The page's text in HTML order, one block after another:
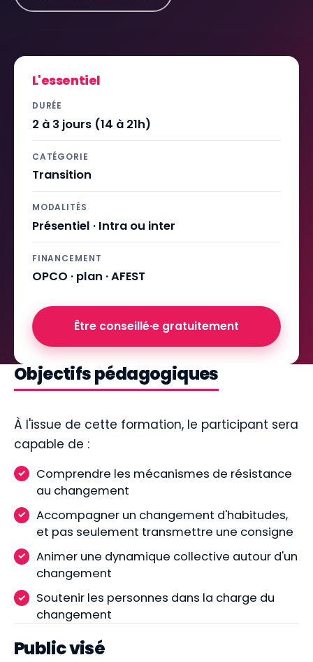
L'essentiel
DURÉE
2 à 3 jours (14 à 21h)
CATÉGORIE
Transition
MODALITÉS
Présentiel · Intra ou inter
FINANCEMENT
OPCO · plan · AFEST
Être conseillé·e gratuitement
Objectifs pédagogiques
À l'issue de cette formation, le participant sera
capable de :
Comprendre les mécanismes de résistance
au changement
Accompagner un changement d'habitudes,
et pas seulement transmettre une consigne
Animer une dynamique collective autour d'un
changement
Soutenir les personnes dans la charge du
changement
Public visé